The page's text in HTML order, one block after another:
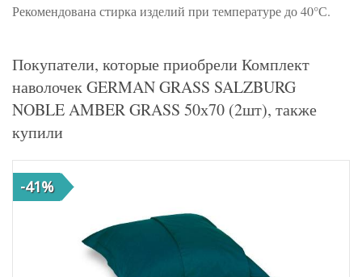
Рекомендована стирка изделий при температуре до 40°С.
Покупатели, которые приобрели Комплект
наволочек GERMAN GRASS SALZBURG
NOBLE AMBER GRASS 50х70 (2шт), также
купили
-41%